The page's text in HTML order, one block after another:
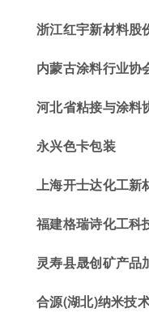
浙江红宇新材料股
内蒙古涂料行业协
河北省粘接与涂料
永兴色卡包装
上海开士达化工新
福建格瑞诗化工科
灵寿县晟创矿产品
合源(湖北)纳米技